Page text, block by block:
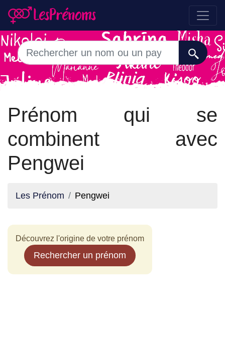
Prénom qui se
combinent avec
Pengwei
Les Prénom Pengwei
Découvrez l'origine de votre prénom
Rechercher un prénom